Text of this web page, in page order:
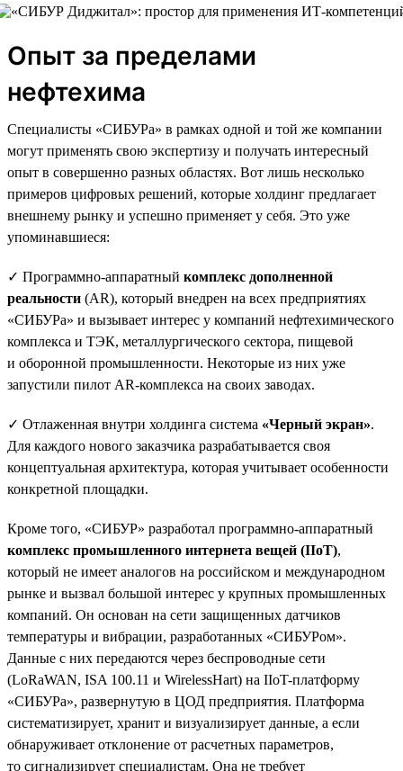
Опыт за пределами
нефтехима
Специалисты «СИБУРа» в рамках одной и той же компании
могут применять свою экспертизу и получать интересный
опыт в совершенно разных областях. Вот лишь несколько
примеров цифровых решений, которые холдинг предлагает
внешнему рынку и успешно применяет у себя. Это уже
упоминавшиеся:
✓ Программно-аппаратный комплекс дополненной
реальности (AR), который внедрен на всех предприятиях
«СИБУРа» и вызывает интерес у компаний нефтехимического
комплекса и ТЭК, металлургического сектора, пищевой
и оборонной промышленности. Некоторые из них уже
запустили пилот AR-комплекса на своих заводах.
✓ Отлаженная внутри холдинга система «Черный экран».
Для каждого нового заказчика разрабатывается своя
концептуальная архитектура, которая учитывает особенности
конкретной площадки.
Кроме того, «СИБУР» разработал программно-аппаратный
комплекс промышленного интернета вещей (IIoT),
который не имеет аналогов на российском и международном
рынке и вызвал большой интерес у крупных промышленных
компаний. Он основан на сети защищенных датчиков
температуры и вибрации, разработанных «СИБУРом».
Данные с них передаются через беспроводные сети
(LoRaWAN, ISA 100.11 и WirelessHart) на IIoT-платформу
«СИБУРа», развернутую в ЦОД предприятия. Платформа
систематизирует, хранит и визуализирует данные, а если
обнаруживает отклонение от расчетных параметров,
то сигнализирует специалистам. Она не требует